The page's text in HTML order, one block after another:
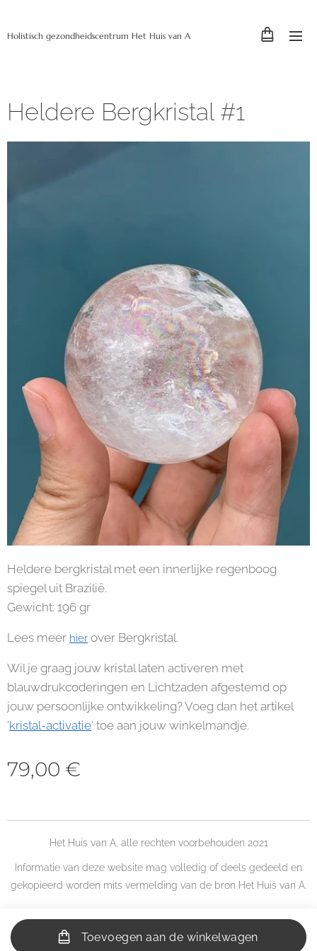
Holistisch gezondheidscentrum Het Huis van A
Heldere Bergkristal #1
Heldere bergkristal met een innerlijke regenboog
spiegel uit Brazilië.
Gewicht: 196 gr
Lees meer hier over Bergkristal.
Wil je graag jouw kristal laten activeren met
blauwdrukcoderingen en Lichtzaden afgestemd op
jouw persoonlijke ontwikkeling? Voeg dan het artikel
'kristal-activatie' toe aan jouw winkelmandje.
79,00 €
Toevoegen aan de winkelwagen
Het Huis van A, alle rechten voorbehouden 2021
Informatie van deze website mag volledig of deels gedeeld en
gekopieerd worden mits vermelding van de bron Het Huis van A.